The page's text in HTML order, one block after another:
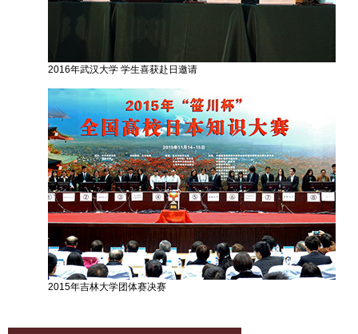
2016年武汉大学 学生喜获赴日邀请
2015年吉林大学团体赛决赛